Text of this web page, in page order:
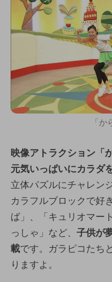
「
映像アトラクション
元気いっぱいにカラダ
立体パズルにチャレン
カラフルブロックで好
ば」、「キュリオマー
っしゃ」など、 子供が
載です。ガラピコたち
りますよ。